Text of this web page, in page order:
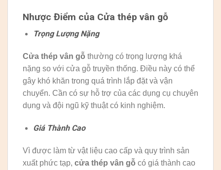
Nhược Điểm của Cửa thép vân gỗ
Trọng Lượng Nặng
Cửa thép vân gỗ thường có trọng lượng khá
nặng so với cửa gỗ truyền thống. Điều này có thể
gây khó khăn trong quá trình lắp đặt và vận
chuyển. Cần có sự hỗ trợ của các dụng cụ chuyên
dụng và đội ngũ kỹ thuật có kinh nghiệm.
Giá Thành Cao
Vì được làm từ vật liệu cao cấp và quy trình sản
xuất phức tạp, cửa thép vân gỗ có giá thành cao